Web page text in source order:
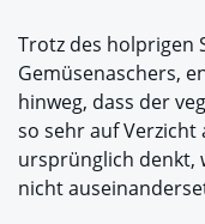
Trotz des holprigen
Gemüsenaschers,
hinweg, dass der
so sehr auf Verzicht
ursprünglich denkt,
nicht